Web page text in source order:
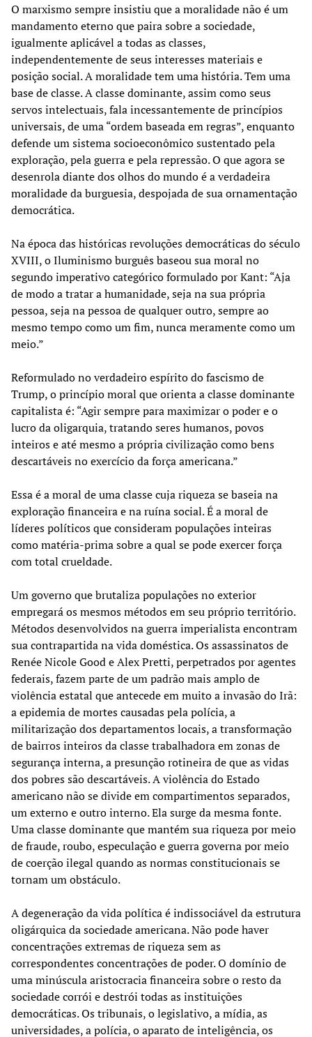
O marxismo sempre insistiu que a moralidade não é um
mandamento eterno que paira sobre a sociedade,
igualmente aplicável a todas as classes,
independentemente de seus interesses materiais e
posição social. A moralidade tem uma história. Tem uma
base de classe. A classe dominante, assim como seus
servos intelectuais, fala incessantemente de princípios
universais, de uma “ordem baseada em regras”, enquanto
defende um sistema socioeconômico sustentado pela
exploração, pela guerra e pela repressão. O que agora se
desenrola diante dos olhos do mundo é a verdadeira
moralidade da burguesia, despojada de sua ornamentação
democrática.
Na época das históricas revoluções democráticas do século
XVIII, o Iluminismo burguês baseou sua moral no
segundo imperativo categórico formulado por Kant: “Aja
de modo a tratar a humanidade, seja na sua própria
pessoa, seja na pessoa de qualquer outro, sempre ao
mesmo tempo como um fim, nunca meramente como um
meio.”
Reformulado no verdadeiro espírito do fascismo de
Trump, o princípio moral que orienta a classe dominante
capitalista é: “Agir sempre para maximizar o poder e o
lucro da oligarquia, tratando seres humanos, povos
inteiros e até mesmo a própria civilização como bens
descartáveis no exercício da força americana.”
Essa é a moral de uma classe cuja riqueza se baseia na
exploração financeira e na ruína social. É a moral de
líderes políticos que consideram populações inteiras
como matéria-prima sobre a qual se pode exercer força
com total crueldade.
Um governo que brutaliza populações no exterior
empregará os mesmos métodos em seu próprio território.
Métodos desenvolvidos na guerra imperialista encontram
sua contrapartida na vida doméstica. Os assassinatos de
Renée Nicole Good e Alex Pretti, perpetrados por agentes
federais, fazem parte de um padrão mais amplo de
violência estatal que antecede em muito a invasão do Irã:
a epidemia de mortes causadas pela polícia, a
militarização dos departamentos locais, a transformação
de bairros inteiros da classe trabalhadora em zonas de
segurança interna, a presunção rotineira de que as vidas
dos pobres são descartáveis. A violência do Estado
americano não se divide em compartimentos separados,
um externo e outro interno. Ela surge da mesma fonte.
Uma classe dominante que mantém sua riqueza por meio
de fraude, roubo, especulação e guerra governa por meio
de coerção ilegal quando as normas constitucionais se
tornam um obstáculo.
A degeneração da vida política é indissociável da estrutura
oligárquica da sociedade americana. Não pode haver
concentrações extremas de riqueza sem as
correspondentes concentrações de poder. O domínio de
uma minúscula aristocracia financeira sobre o resto da
sociedade corrói e destrói todas as instituições
democráticas. Os tribunais, o legislativo, a mídia, as
universidades, a polícia, o aparato de inteligência, os